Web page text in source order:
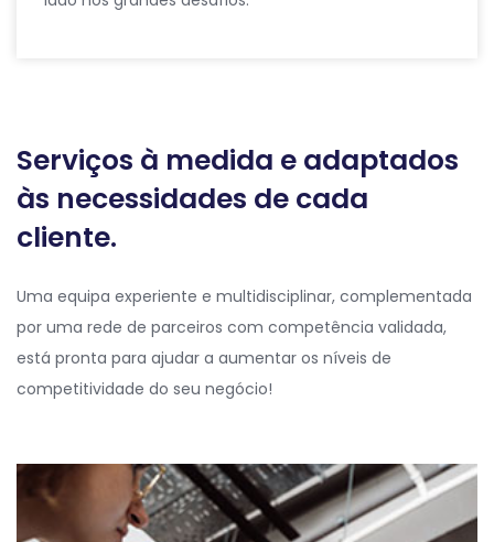
Serviços à medida e adaptados
às necessidades de cada
cliente.
Uma equipa experiente e multidisciplinar, complementada
por uma rede de parceiros com competência validada,
está pronta para ajudar a aumentar os níveis de
competitividade do seu negócio!